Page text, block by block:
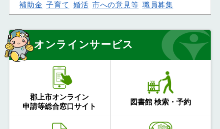
補助金 子育て 婚活 市への意見等 職員募集
オンラインサービス
郡上市オンライン
申請等総合窓口サイト
図書館 検索・予約